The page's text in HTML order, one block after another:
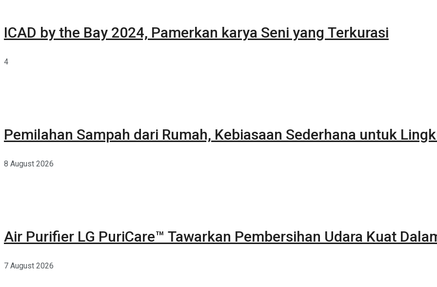
ICAD by the Bay 2024, Pamerkan karya Seni yang Terkurasi
4
Pemilahan Sampah dari Rumah, Kebiasaan Sederhana untuk
8 August 2026
Air Purifier LG PuriCare™ Tawarkan Pembersihan Udara Kuat
7 August 2026